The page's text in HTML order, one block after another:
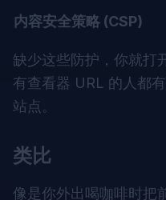
内容安全策略 (CSP)
缺少这些防护，你就
有查看器 URL 的人都
站点。
类比
像是你外出喝咖啡时把